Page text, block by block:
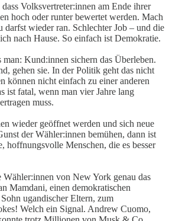
Volksvertreter:innen am Ende ihrer
hoch oder runter bewertet werden. Mach
darfst wieder ran. Schlechter Job – und die
nach Hause. So einfach ist Demokratie.
man: Kund:innen sichern das Überleben.
gehen sie. In der Politik geht das nicht
können nicht einfach zu einer anderen
ist fatal, wenn man vier Jahre lang
muss.
wieder geöffnet werden und sich neue
der Wähler:innen bemühen, dann ist
hoffnungsvolle Menschen, die es besser
Wähler:innen von New York genau das
Mamdani, einen demokratischen
ugandischer Eltern, zum
Welch ein Signal. Andrew Cuomo,